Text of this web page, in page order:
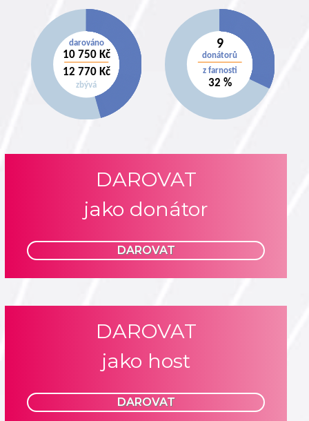
DAROVAT
jako donátor
DAROVAT
DAROVAT
jako host
DAROVAT